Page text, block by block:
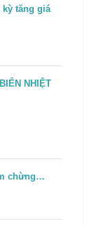
tăng giá
NHIỆT
chừng…